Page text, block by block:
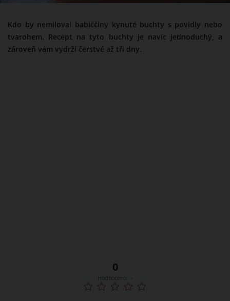
Kdo by nemiloval babiččiny kynuté buchty s povidly nebo
tvarohem. Recept na tyto buchty je navíc jednoduchý, a
zároveň vám vydrží čerstvé až tři dny.
0
Hodnoceno: -